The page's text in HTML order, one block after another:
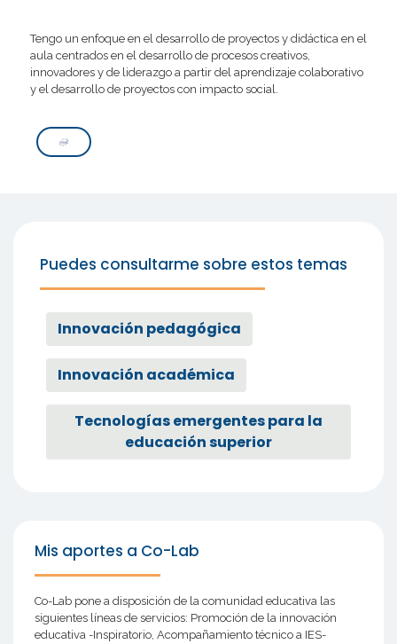
Tengo un enfoque en el desarrollo de proyectos y didáctica en el
aula centrados en el desarrollo de procesos creativos,
innovadores y de liderazgo a partir del aprendizaje colaborativo
y el desarrollo de proyectos con impacto social.
Puedes consultarme sobre estos temas
Innovación pedagógica
Innovación académica
Tecnologías emergentes para la
educación superior
Mis aportes a Co-Lab
Co-Lab pone a disposición de la comunidad educativa las
siguientes líneas de servicios: Promoción de la innovación
educativa -Inspiratorio, Acompañamiento técnico a IES-